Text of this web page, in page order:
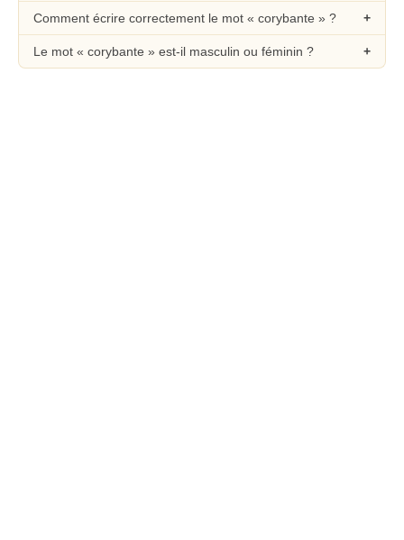
Comment écrire correctement le mot « corybante » ?
Le mot « corybante » est-il masculin ou féminin ?